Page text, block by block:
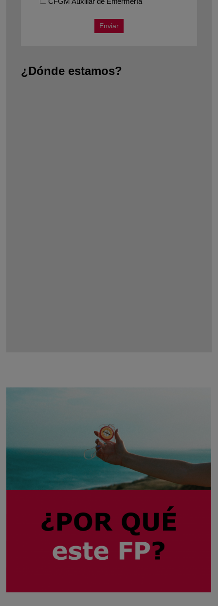
¿Dónde estamos?